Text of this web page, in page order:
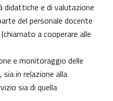
e di valutazione
del personale docente
a cooperare alle
e monitoraggio delle
in relazione alla
sia di quella